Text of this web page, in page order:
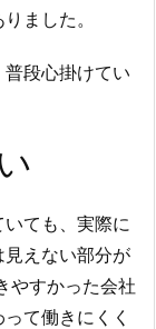
ました。
段心掛けてい
ても、実際に
見えない部分が
やすかった会社
て働きにくく